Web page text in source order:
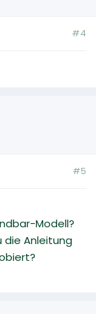
#4
#5
Modell?
die Anleitung